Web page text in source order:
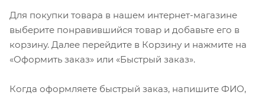
Для покупки товара в нашем интернет-магазине
выберите понравившийся товар и добавьте его в
корзину. Далее перейдите в Корзину и нажмите на
«Оформить заказ» или «Быстрый заказ».
Когда оформляете быстрый заказ, напишите ФИО,